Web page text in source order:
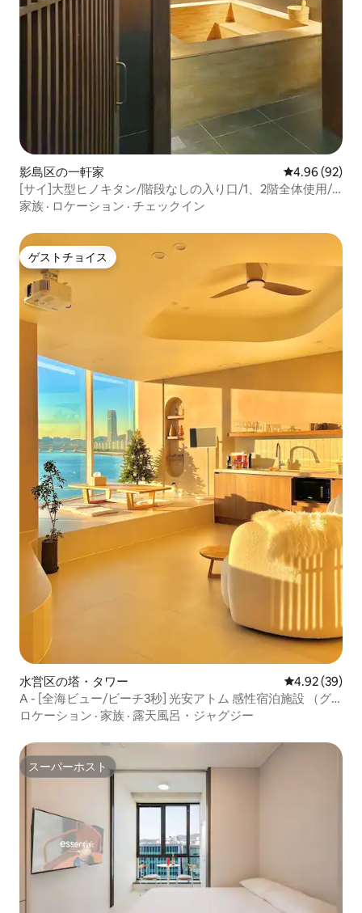
影島区の一軒家 レビュー92
4.96 (92)
[サイ]大型ヒノキタン/階段なしの入り口/1、2階全体使用/
ダイソー1分/12時から荷物預かり可能
家族 · ロケーション · チェックイン
ゲストチョイス
ゲストチョイス
水営区の塔・タワー レビュー39
4.92 (39)
A - [全海ビュー/ビーチ3秒] 光安アトム 感性宿泊施設 （グ
ワンガン_Awesome）
ロケーション · 家族 · 露天風呂・ジャグジー
スーパーホスト
スーパーホスト